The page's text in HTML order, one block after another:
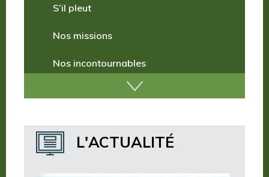
Nos incontournables
Où dormir ?
L'ACTUALITÉ